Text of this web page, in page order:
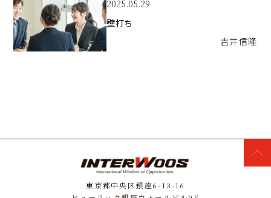
2025.05.29
壁打ち
吉井信隆
東京都中央区銀座6-13-16